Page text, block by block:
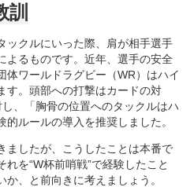
クルにいった際、肩が相手選手
よるものです。近年、選手の安全
体ワールドラグビー（WR）はハイ
す。頭部への打撃はカードの対
、「胸骨の位置へのタックルはハ
ルールの導入を推奨しました。
したが、こうしたことは本番で
を“W杯前哨戦”で経験したこと
、と前向きに考えましょう。